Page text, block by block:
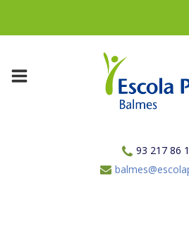
93 217 86